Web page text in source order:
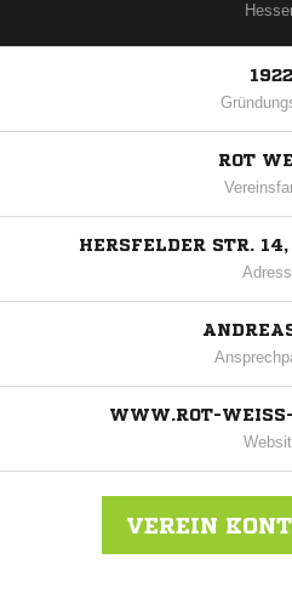
1922
ROT
HERSFELDER STR.
WWW.ROT-
VEREIN